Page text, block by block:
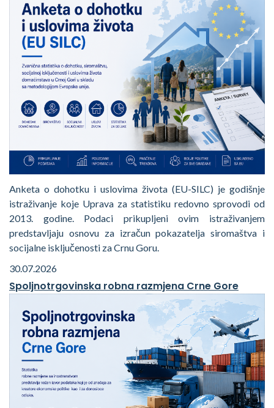
Anketa o dohotku i uslovima života (EU-SILC) je godišnje
istraživanje koje Uprava za statistiku redovno sprovodi od
2013. godine. Podaci prikupljeni ovim istraživanjem
predstavljaju osnovu za izračun pokazatelja siromaštva i
socijalne isključenosti za Crnu Goru.
30.07.2026
Spoljnotrgovinska robna razmjena Crne Gore